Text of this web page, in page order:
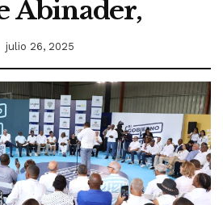
Abinader,
julio 26, 2025